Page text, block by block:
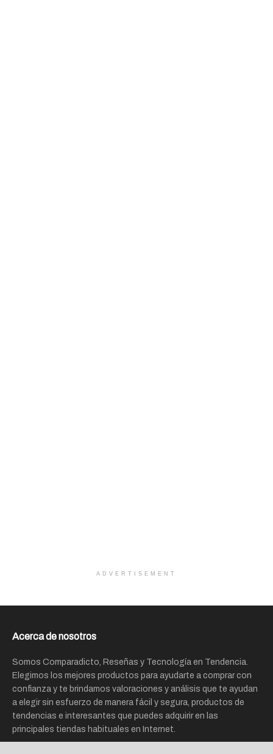
ADVERTISEMENT
Acerca de nosotros
Somos Comparadicto, Reseñas y Tecnología en Tendencia.
Elegimos los mejores productos para ayudarte a comprar con
confianza y te brindamos valoraciones y análisis que te ayudan
a elegir sin esfuerzo de manera fácil y segura, productos de
tendencias e interesantes que puedes adquirir en las
principales tiendas habituales en Internet.